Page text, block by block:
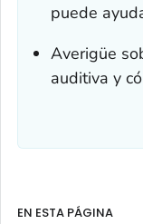
puede
Averigüe
auditiva y
EN ESTA PÁGINA